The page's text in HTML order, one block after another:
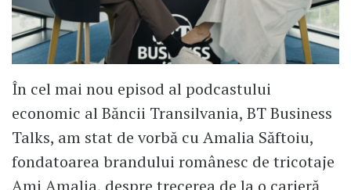
În cel mai nou episod al podcastului
economic al Băncii Transilvania, BT Business
Talks, am stat de vorbă cu Amalia Săftoiu,
fondatoarea brandului românesc de tricotaje